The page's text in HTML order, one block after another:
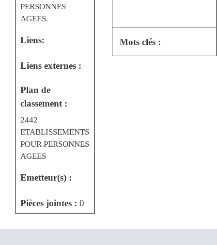
PERSONNES
AGEES.
Liens:
Liens externes :
Plan de
classement :
2442
ETABLISSEMENTS
POUR PERSONNES
AGEES
Emetteur(s) :
Pièces jointes : 0
Mots clés :